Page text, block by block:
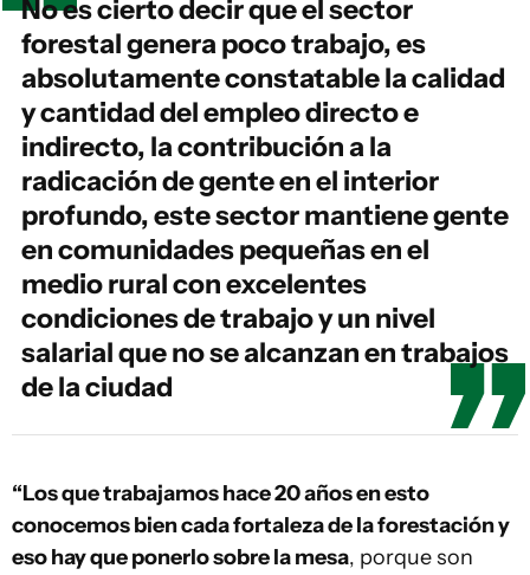
No es cierto decir que el sector
forestal genera poco trabajo, es
absolutamente constatable la calidad
y cantidad del empleo directo e
indirecto, la contribución a la
radicación de gente en el interior
profundo, este sector mantiene gente
en comunidades pequeñas en el
medio rural con excelentes
condiciones de trabajo y un nivel
salarial que no se alcanzan en trabajos
de la ciudad
“Los que trabajamos hace 20 años en esto
conocemos bien cada fortaleza de la forestación y
eso hay que ponerlo sobre la mesa, porque son